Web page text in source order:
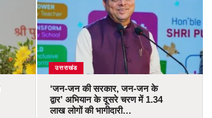
उत्तराखंड
‘जन-जन की सरकार, जन-जन के
द्वार’ अभियान के दूसरे चरण में 1.34
लाख लोगों की भागीदारी…